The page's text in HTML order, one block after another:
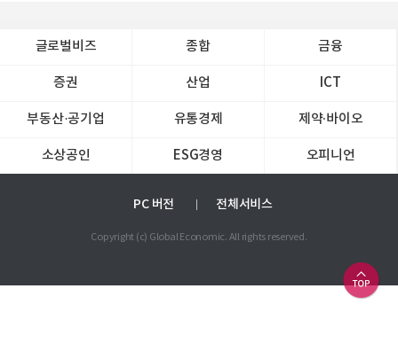
글로벌비즈 종합 금융
증권 산업 ICT
부동산·공기업 유통경제 제약∙바이오
소상공인 ESG경영 오피니언
PC 버전 전체서비스
Copyright (c) Global Economic. All rights reserved.